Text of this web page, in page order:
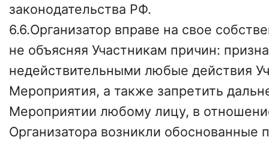
законодательства РФ.
6.6.Организатор вправе на свое
не объясняя Участникам причин:
недействительными любые действия
Мероприятия, а также запретить
Мероприятии любому лицу, в
Организатора возникли обоснованные